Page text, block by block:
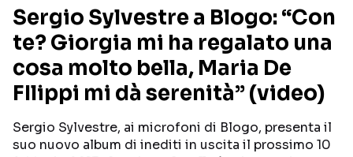
RECENSIONI MUSICALI
INTERVISTE
GOSSIP E CURIOSITÀ
TESTI CANZONI
TOUR ED EVENTI
TALENT SHOW
Sergio Sylvestre a Blogo: “Con
te? Giorgia mi ha regalato una
cosa molto bella, Maria De
FIlippi mi dà serenità” (video)
Sergio Sylvestre, ai microfoni di Blogo, presenta il
suo nuovo album di inediti in uscita il prossimo 10